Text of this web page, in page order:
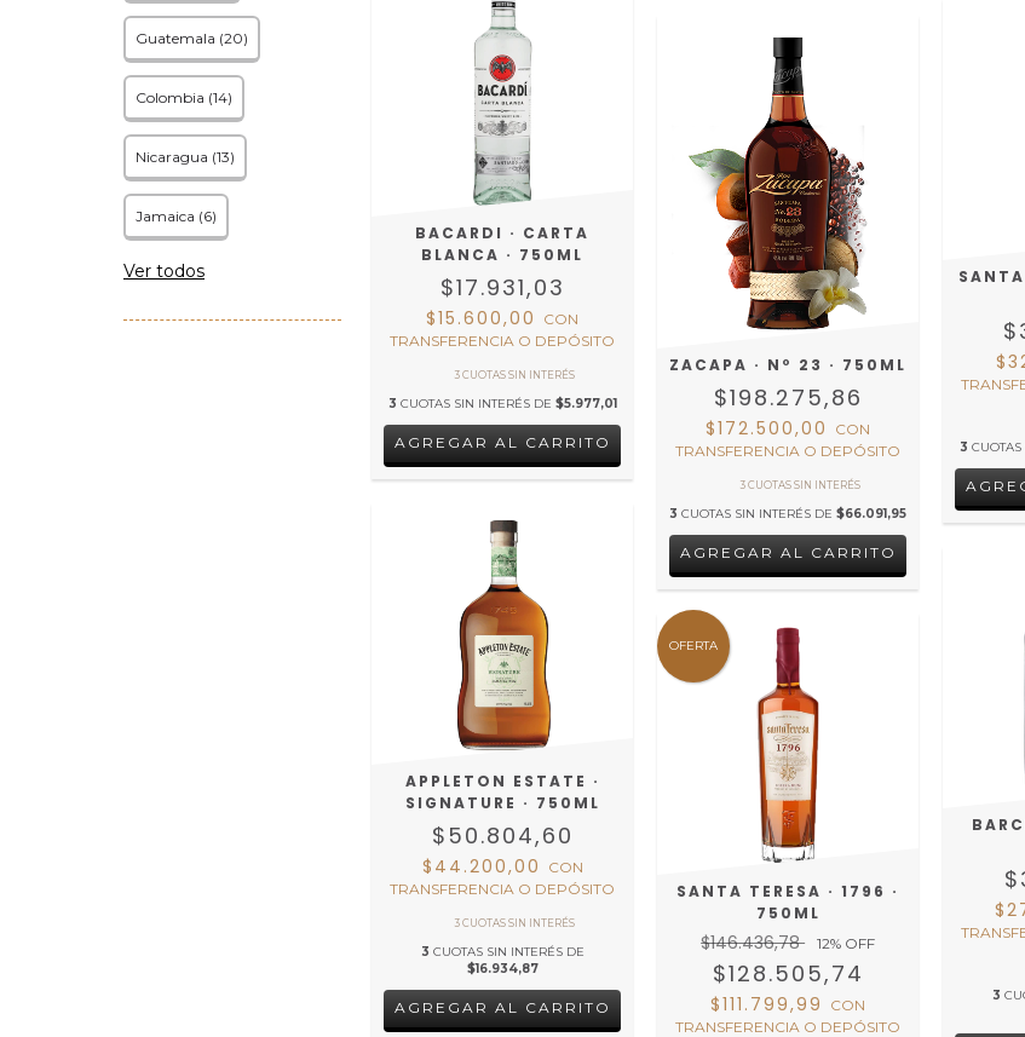
Guatemala (20)
Colombia (14)
Nicaragua (13)
Jamaica (6)
Ver todos
BACARDI · CARTA
BLANCA · 750ML
$17.931,03
$15.600,00
CON
TRANSFERENCIA O DEPÓSITO
3 CUOTAS SIN INTERÉS DE $5.977,01
ZACAPA · Nº 23 · 750ML
$198.275,86
$172.500,00
CON
TRANSFERENCIA O DEPÓSITO
3 CUOTAS SIN INTERÉS DE$66.091,95
3
APPLETON ESTATE ·
SIGNATURE · 750ML
$50.804,60
$44.200,00
CON
TRANSFERENCIA O DEPÓSITO
3 CUOTAS SIN INTERÉS DE
$16.934,87
OFERTA
SANTA TERESA · 1796 ·
750ML
$146.436,78 12% OFF
$128.505,74
$111.799,99
CON
TRANSFERENCIA O DEPÓSITO
3